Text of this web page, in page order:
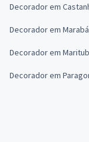
Decorador em
Decorador em Marabá
Decorador em
Decorador em